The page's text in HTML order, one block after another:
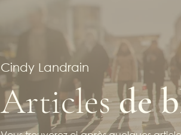
Cindy Landrain
Articlesde